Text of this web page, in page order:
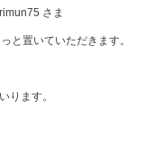
さま
置いていただきます。
ります。